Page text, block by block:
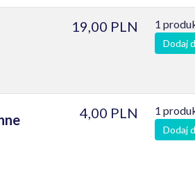
19,00 PLN 1
Dodaj
4,00 PLN 1
Dodaj